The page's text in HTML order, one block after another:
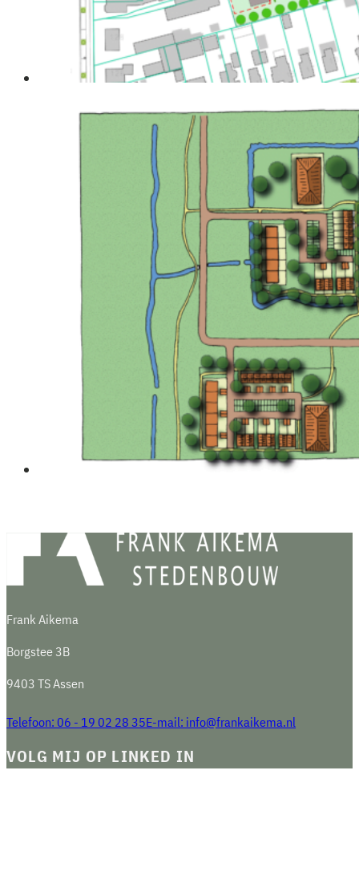
Frank Aikema
Borgstee 3B
9403 TS Assen
Telefoon: 06 - 19 02 28 35E-mail: info@frankaikema.nl
VOLG MIJ OP LINKED IN